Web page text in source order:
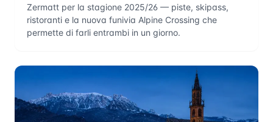
Zermatt per la stagione 2025/26 — piste, skipass,
ristoranti e la nuova funivia Alpine Crossing che
permette di farli entrambi in un giorno.